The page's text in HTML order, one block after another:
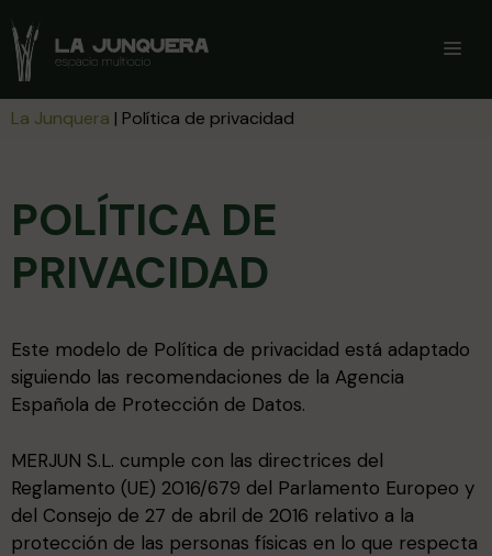
contenido
La Junquera | Política de privacidad
POLÍTICA DE
PRIVACIDAD
Este modelo de Política de privacidad está adaptado
siguiendo las recomendaciones de la Agencia
Española de Protección de Datos.
MERJUN S.L. cumple con las directrices del
Reglamento (UE) 2016/679 del Parlamento Europeo y
del Consejo de 27 de abril de 2016 relativo a la
protección de las personas físicas en lo que respecta